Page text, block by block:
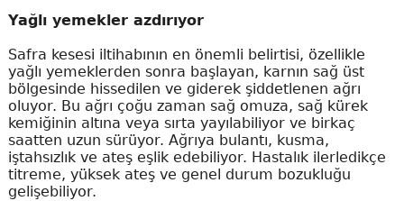
Yağlı yemekler azdırıyor
Safra kesesi iltihabının en önemli belirtisi, özellikle
yağlı yemeklerden sonra başlayan, karnın sağ üst
bölgesinde hissedilen ve giderek şiddetlenen ağrı
oluyor. Bu ağrı çoğu zaman sağ omuza, sağ kürek
kemiğinin altına veya sırta yayılabiliyor ve birkaç
saatten uzun sürüyor. Ağrıya bulantı, kusma,
iştahsızlık ve ateş eşlik edebiliyor. Hastalık ilerledikçe
titreme, yüksek ateş ve genel durum bozukluğu
gelişebiliyor.